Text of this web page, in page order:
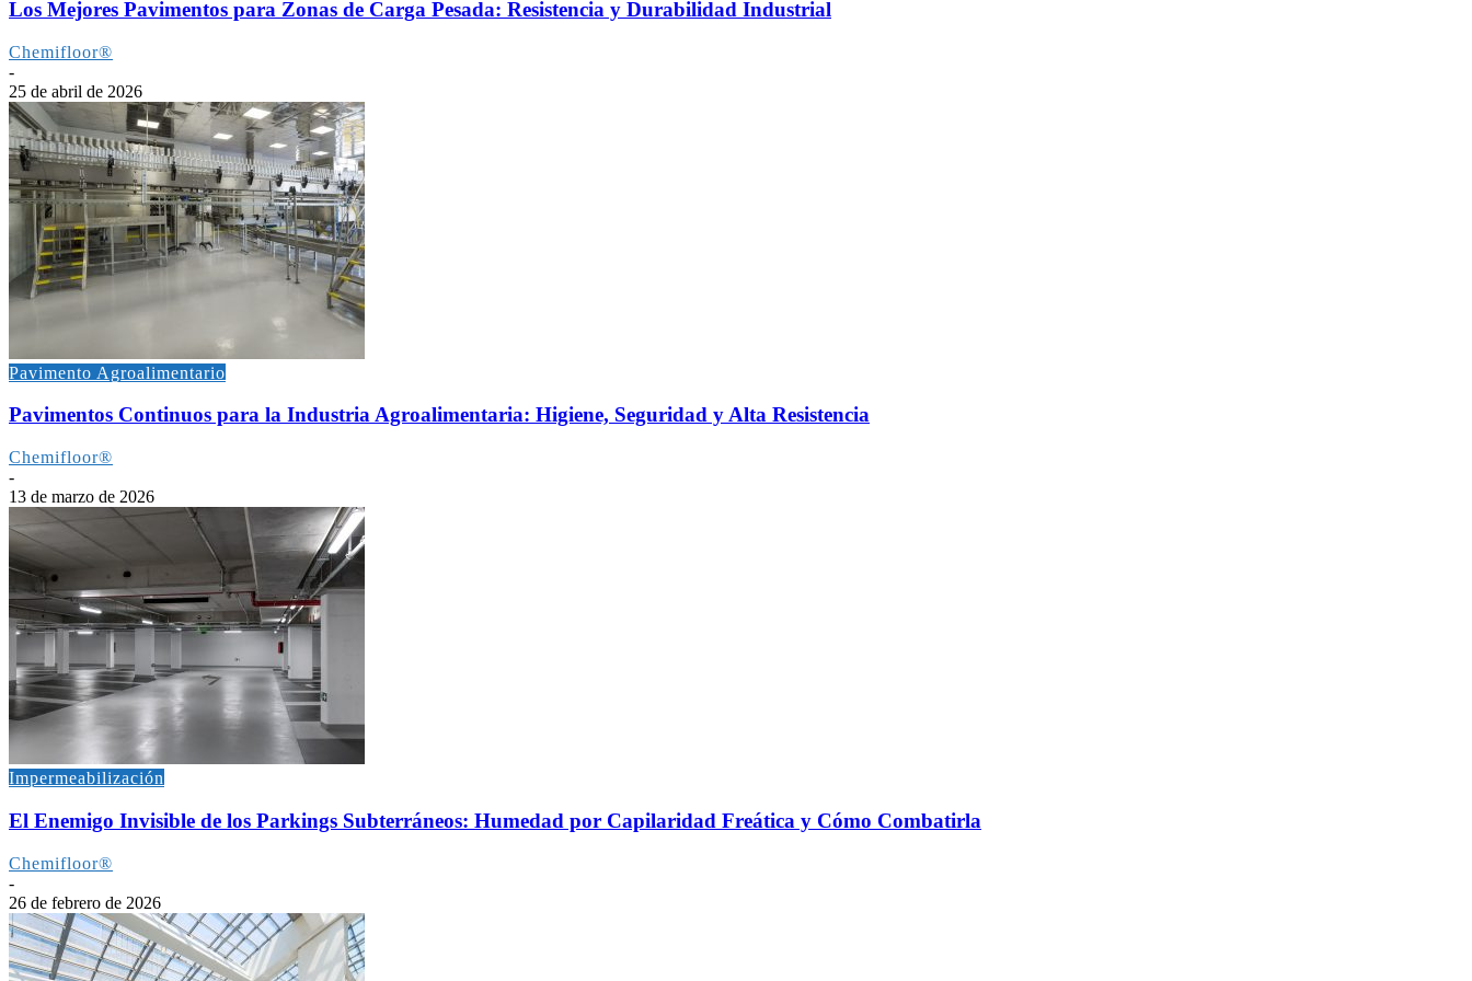
Los Mejores Pavimentos para Zonas de Carga Pesada: Resistencia y Durabilidad Industrial
Chemifloor®
-
25 de abril de 2026
Pavimento Agroalimentario
Pavimentos Continuos para la Industria Agroalimentaria: Higiene, Seguridad y Alta Resistencia
Chemifloor®
-
13 de marzo de 2026
Impermeabilización
El Enemigo Invisible de los Parkings Subterráneos: Humedad por Capilaridad Freática y Cómo Combatirla
Chemifloor®
-
26 de febrero de 2026